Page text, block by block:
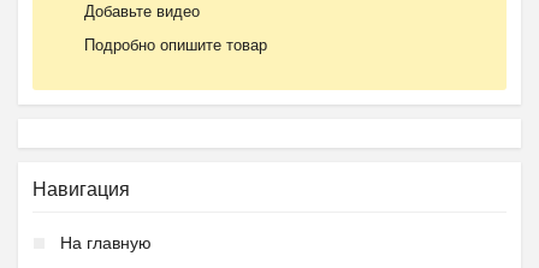
Добавьте видео
Подробно опишите товар
Навигация
На главную